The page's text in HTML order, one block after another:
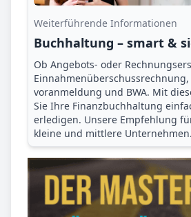
Weiterführende Informationen
Buchhaltung – smart &
Ob Angebots- oder
voranmeldung und BWA. Mit
Sie Ihre Finanz­buchhaltung
erledigen. Unsere Empfehlung
kleine und mittlere Unternehmen.